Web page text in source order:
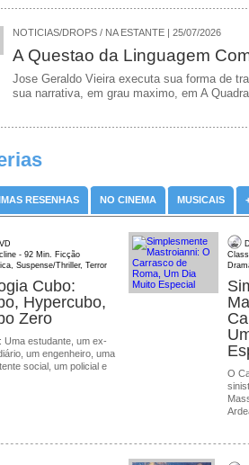
NOTICIAS/DROPS / NA ESTANTE | 25/07/2026
A Questao da Linguagem
Jose Geraldo Vieira executa sua forma de
sua narrativa, em grau maximo, em A
RESENHAS NO CINEMA MUSICAIS
- 92 Min. Ficção
Suspense/Thriller, Terror
Cubo:
Hypercubo,
Zero
Uma estudante, um ex-
um engenheiro, uma
social, um policial e
O